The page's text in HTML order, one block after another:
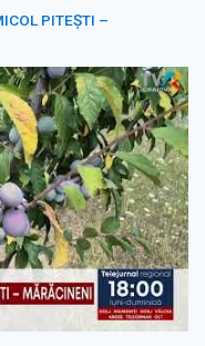
PITEȘTI –